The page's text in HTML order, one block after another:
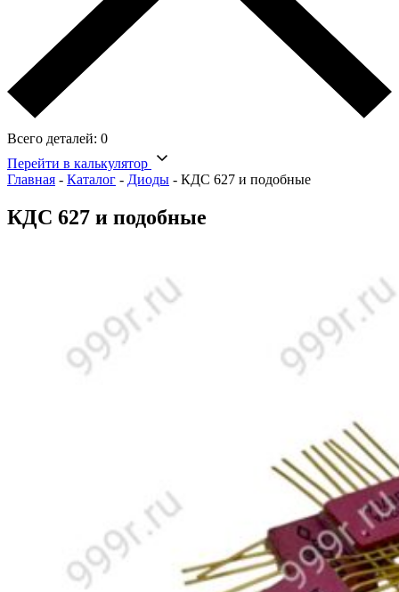
Всего деталей: 0
Перейти в калькулятор
Главная - Каталог - Диоды - КДС 627 и подобные
КДС 627 и подобные